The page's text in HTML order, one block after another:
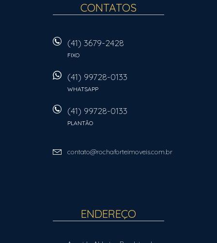
CONTATOS
(41) 3679-2428
FIXO
(41) 99728-0133
WHATSAPP
(41) 99728-0133
PLANTÃO
contato@rochaforteimoveis.com.br
ENDEREÇO